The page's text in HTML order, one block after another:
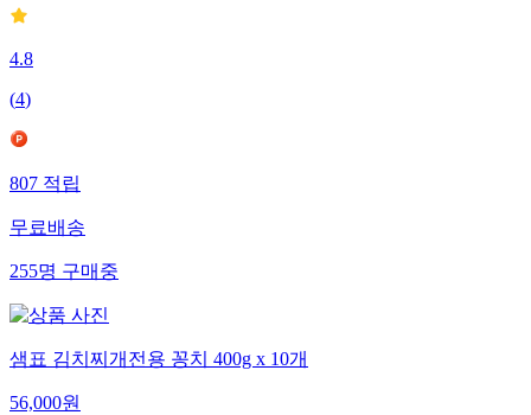
4.8
(4)
807 적립
무료배송
255명 구매중
샘표 김치찌개전용 꽁치 400g x 10개
56,000원